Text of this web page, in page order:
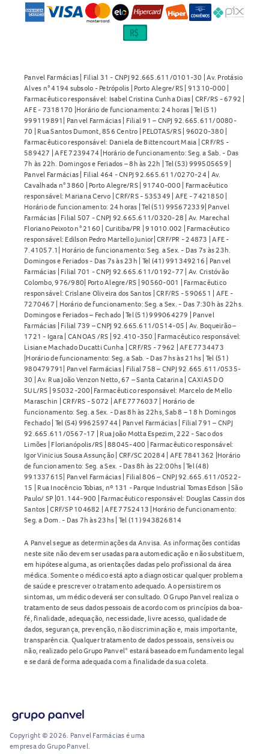
Panvel Farmácias | Filial 31 - CNPJ 92.665.611/0101-30 | Av. Protásio
Alves n° 4194 subsolo - Petrópolis | Porto Alegre/RS | 91310-000 |
Farmacêutico responsável: Isabel Cristina Cunha Dias | CRF/RS - 6792 |
AFE - 7318170 |Horário de funcionamento: 24 horas | Tel (51)
999119891| Panvel Farmácias | Filial 91 – CNPJ 92.665.611/0080-
70 | Rua Santos Dumont, 856 Centro | PELOTAS/RS | 96020-380 |
Farmacêutico responsável: Daniela de Bittencourt Maia | CRF/RS -
589427 | AFE 7239474 |Horário de funcionamento: Seg. a Sab. - Das
7h às 22h. Domingos e Feriados – 8h às 22h | Tel (53) 999505659 |
Panvel Farmácias | Filial 464 - CNPJ 92.665.611/0270-24 | Av.
Cavalhada n° 3860 | Porto Alegre/RS | 91740-000 | Farmacêutico
responsável: Mariana Cervo | CRF/RS - 535349 | AFE - 7421850 |
Horário de funcionamento: 24 horas | Tel (51) 995672339| Panvel
Farmácias | Filial 507 - CNPJ 92.665.611/0320-28 | Av. Marechal
Floriano Peixoto n° 2160 | Curitiba/PR | 91010.002 | Farmacêutico
responsável: Edilson Pedro Martello Junior| CRF/PR - 24873 | AFE -
7.41057.1| Horário de funcionamento: Seg. a Sex. - Das 7s às 23h.
Domingos e Feriados - Das 7s às 23h | Tel (41) 991349216 | Panvel
Farmácias | Filial 701 - CNPJ 92.665.611/0192-77 | Av. Cristóvão
Colombo, 976/980| Porto Alegre/RS | 90560-001 | Farmacêutico
responsável: Crislane Oliveira dos Santos | CRF/RS - 590651 | AFE -
7270467 | Horário de funcionamento: Seg. a Sex. - Das 7:30h às 22hs.
Domingos e Feriados – Fechado | Tel (51) 999064279 | Panvel
Farmácias | Filial 739 – CNPJ 92.665.611/0514-05 | Av. Boqueirão –
1721 - Igara | CANOAS /RS | 92.410-350 | Farmacêutico responsável:
Lisiane Machado Ducatti Cunha | CRF/RS - 7962 | AFE 7734473
|Horário de funcionamento: Seg. a Sab. - Das 7hs às 21hs | Tel (51)
980479791| Panvel Farmácias | Filial 758 – CNPJ 92.665.611/0535-
30 | Av. Rua João Venzon Netto, 67 – Santa Catarina | CAXIAS DO
SUL/RS | 95032-200| Farmacêutico responsável: Marcelo de Mello
Maraschin | CRF/RS - 5072 | AFE 7776037 | Horário de
funcionamento: Seg. a Sex. - Das 8h às 22hs, Sab 8 – 18 h Domingos
Fechado | Tel (54) 996259744 | Panvel Farmácias | Filial 791 – CNPJ
92.665.611/0567-17 | Rua João Motta Espezim, 222 - Saco dos
Limões | Florianópolis/RS | 88045-400 | Farmacêutico responsável:
Igor Vinicius Sousa Assunção | CRF/SC 20284 | AFE 7841362 |Horário
de funcionamento: Seg. a Sex. - Das 8h às 22:00hs | Tel (48)
991337615| Panvel Farmácias | Filial 806 – CNPJ 92.665.611/0522-
15 | Rua Inocêncio Tobias, nº 131 - Parque Industrial Tomas Edson | São
Paulo/ SP |01.144-900 | Farmacêutico responsável: Douglas Cassin dos
Santos | CRF/SP 104682 | AFE 7752413 |Horário de funcionamento:
Seg. a Dom. - Das 7h às 23hs | Tel (11) 943826814
A Panvel segue as determinações da Anvisa. As informações contidas
neste site não devem ser usadas para automedicação e não substituem,
em hipótese alguma, as orientações dadas pelo profissional da área
médica. Somente o médico está apto a diagnosticar qualquer problema
de saúde e prescrever o tratamento adequado. Ao persistirem os
sintomas, um médico deverá ser consultado. O Grupo Panvel realiza o
tratamento de seus dados pessoais de acordo com os princípios da boa-
fé, finalidade, adequação, necessidade, livre acesso, qualidade de
dados, segurança, prevenção, não discriminação e, mais importante,
transparência. Qualquer tratamento de dados pessoais, sensíveis ou
não, realizado pelo Grupo Panvel* estará baseado em fundamento legal
e se dará de forma adequada com a finalidade da sua coleta.
Copyright © 2026. Panvel Farmácias é uma
empresa do Grupo Panvel.